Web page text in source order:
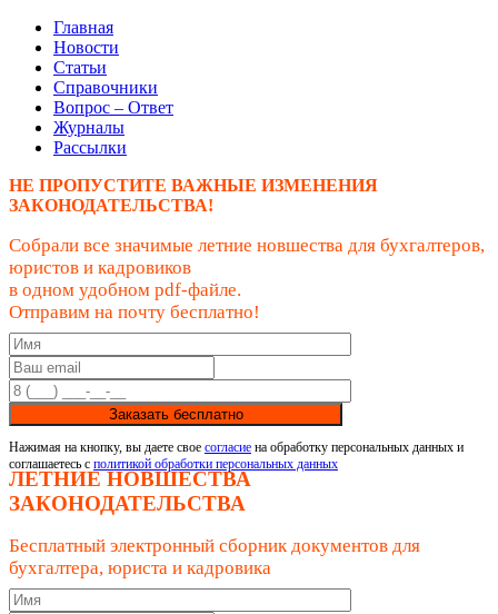
Главная
Новости
Статьи
Справочники
Вопрос – Ответ
Журналы
Рассылки
НЕ ПРОПУСТИТЕ ВАЖНЫЕ ИЗМЕНЕНИЯ
ЗАКОНОДАТЕЛЬСТВА!
Собрали все значимые летние новшества для бухгалтеров,
юристов и кадровиков
в одном удобном pdf-файле.
Отправим на почту бесплатно!
Заказать бесплатно
Нажимая на кнопку, вы даете свое согласие на обработку персональных данных и
соглашаетесь с политикой обработки персональных данных
ЛЕТНИЕ НОВШЕСТВА
ЗАКОНОДАТЕЛЬСТВА
Бесплатный электронный сборник документов для
бухгалтера, юриста и кадровика